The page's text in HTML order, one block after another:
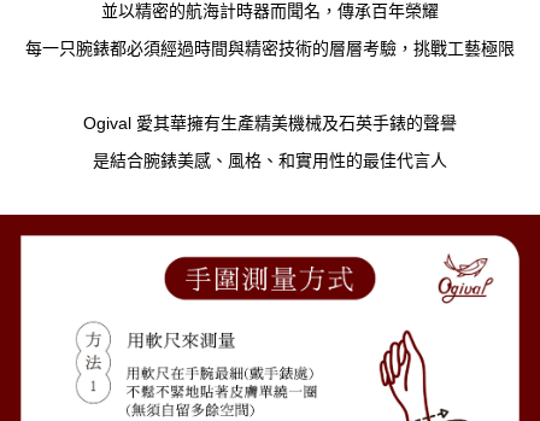
並以精密的航海計時器而聞名，傳承百年榮耀
每一只腕錶都必須經過時間與精密技術的層層考驗，挑戰工藝極限
Ogival 愛其華擁有生產精美機械及石英手錶的聲譽
是結合腕錶美感、風格、和實用性的最佳代言人